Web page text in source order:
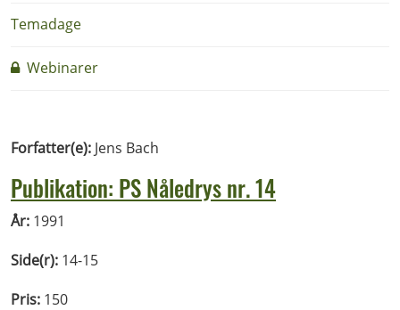
Temadage
Webinarer
Forfatter(e): Jens Bach
Publikation: PS Nåledrys nr. 14
År: 1991
Side(r): 14-15
Pris: 150